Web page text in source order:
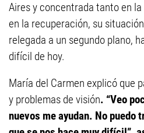
Aires y concentrada tanto en
en la recuperación, su
relegada a un segundo plano,
difícil de hoy.
María del Carmen explicó que
y problemas de visión. “Veo
nuevos me ayudan. No puedo